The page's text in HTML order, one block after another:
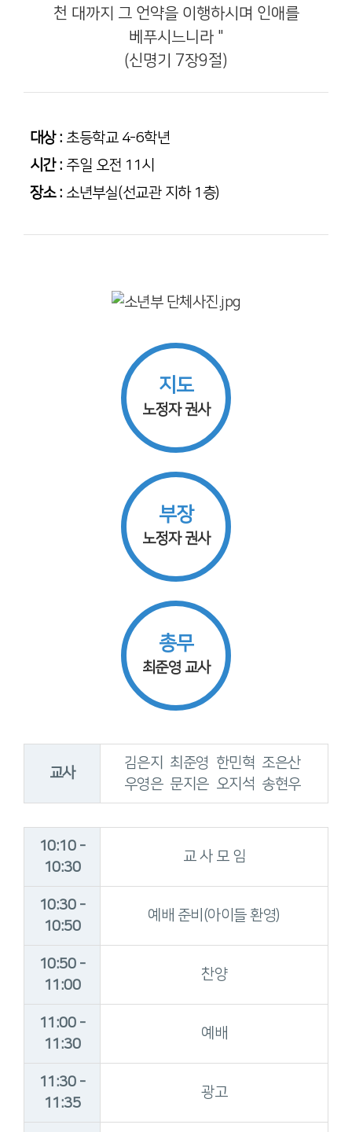
천 대까지 그 언약을 이행하시며 인애를
베푸시느니라 "
(신명기 7장9절)
대상 : 초등학교 4-6학년
시간 : 주일 오전 11시
장소 : 소년부실(선교관 지하 1층)
지도
노정자 권사
부장
노정자 권사
총무
최준영 교사
교사
김은지 최준영 한민혁 조은산
우영은 문지은 오지석 송현우
10:10 -
10:30
교 사 모 임
10:30 -
10:50
예배 준비(아이들 환영)
10:50 -
11:00
찬양
11:00 -
11:30
예배
11:30 -
11:35
광고